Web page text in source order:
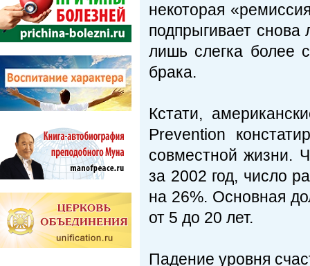
некоторая
подпрыгивает
лишь слегка более
брака.
Кстати,
Prevention
совместной жизни.
за 2002 год, число
на 26%. Основная
от 5 до 20 лет.
Падение уровня